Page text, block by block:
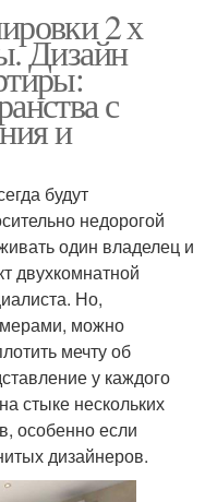
2 х
Дизайн
с
и
будут
недорогой
один владелец и
двухкомнатной
Но,
можно
мечту об
у каждого
стыке нескольких
особенно если
дизайнеров.